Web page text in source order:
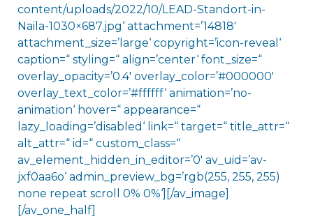
content/uploads/2022/10/LEAD-Standort-in-
Naila-1030×687.jpg‘ attachment=’14818′
attachment_size=’large‘ copyright=’icon-reveal‘
caption=“ styling=“ align=’center‘ font_size=“
overlay_opacity=’0.4′ overlay_color=’#000000′
overlay_text_color=’#ffffff‘ animation=’no-
animation‘ hover=“ appearance=“
lazy_loading=’disabled‘ link=“ target=“ title_attr=“
alt_attr=“ id=“ custom_class=“
av_element_hidden_in_editor=’0′ av_uid=’av-
jxf0aa6o‘ admin_preview_bg=’rgb(255, 255, 255)
none repeat scroll 0% 0%‘][/av_image]
[/av_one_half]